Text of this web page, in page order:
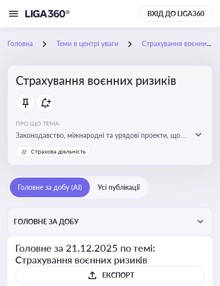
ВХІД ДО LIGA360
Головна Теми в центрі уваги Страхування воєнних ризиків
Страхування воєнних ризиків
ПРО ЩО ТЕМА:
Законодавство, міжнародні та урядові проекти, що
визначають та знижують воєнні ризики для власників
майна, боржників та кредиторів
Страхова діяльність
Головне за добу (AI) Усі публікації
ГОЛОВНЕ ЗА ДОБУ
Головне за 21.12.2025 по темі:
Страхування воєнних ризиків
ЕКСПОРТ